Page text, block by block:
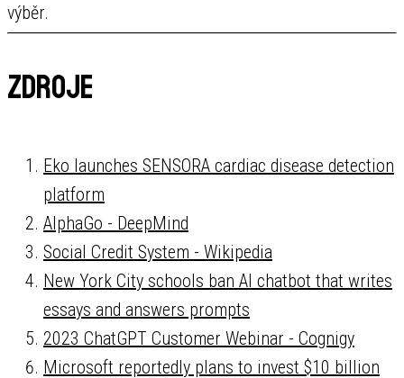
výběr.
Zdroje
Eko launches SENSORA cardiac disease detection
platform
AlphaGo - DeepMind
Social Credit System - Wikipedia
New York City schools ban AI chatbot that writes
essays and answers prompts
2023 ChatGPT Customer Webinar - Cognigy
Microsoft reportedly plans to invest $10 billion